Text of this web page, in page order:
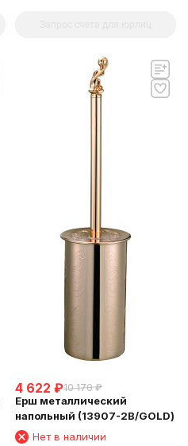
4 622 ₽10 170 ₽
Ерш металлический
напольный (13907-2В/GOLD)
Нет в наличии